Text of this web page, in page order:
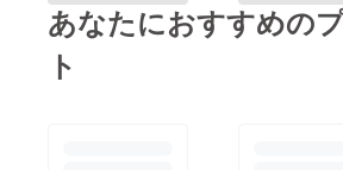
あなたにおすすめの
ト